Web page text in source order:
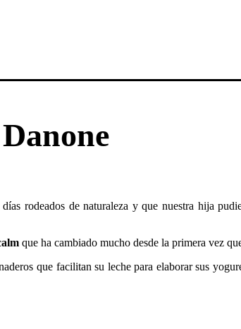
rodeados de naturaleza y que nuestra hija
que ha cambiado mucho desde la primera vez
que facilitan su leche para elaborar sus